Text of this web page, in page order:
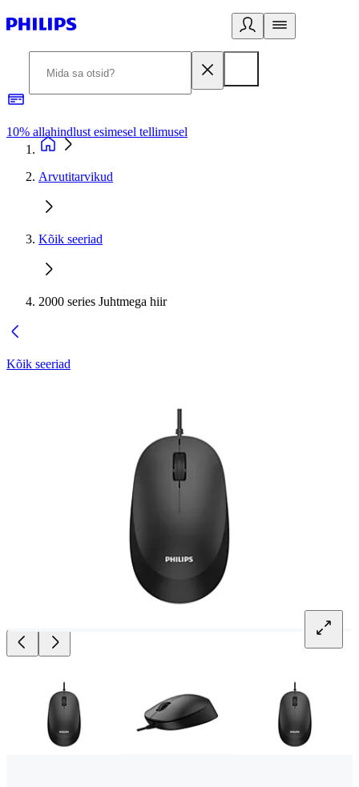
10% allahindlust esimesel tellimusel
Arvutitarvikud
Kõik seeriad
2000 series Juhtmega hiir
Kõik seeriad